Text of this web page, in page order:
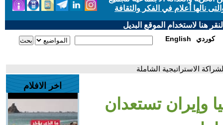
نالها أعلام في الفكر والثقافة
هنا لاستخدام الموقع البديل
English كوردي
الاستراتيجية الشاملة
وإيران تستعدان
اخر الافلام